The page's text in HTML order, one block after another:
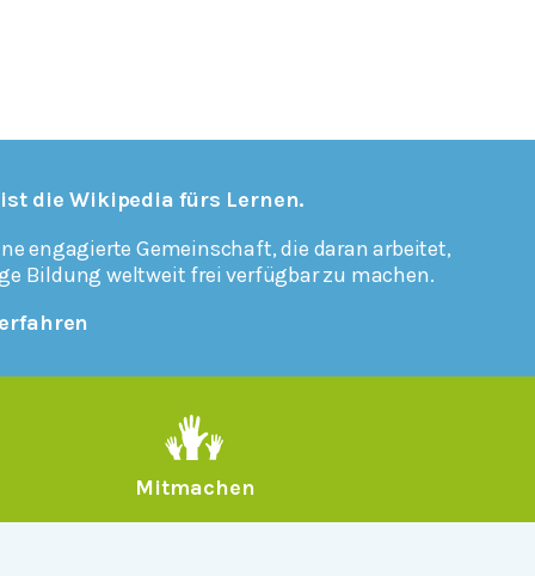
die Wikipedia fürs Lernen.
engagierte Gemeinschaft, die daran arbeitet,
Bildung weltweit frei verfügbar zu machen.
Mitmachen